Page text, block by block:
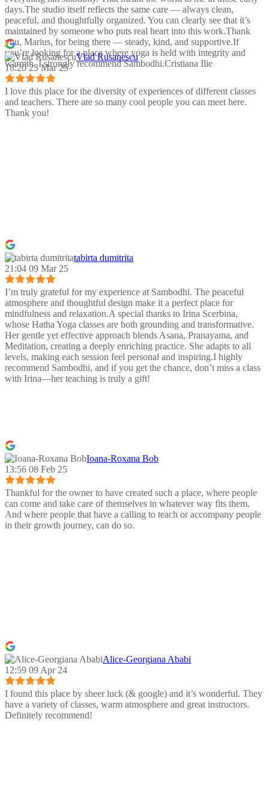
days.The studio itself reflects the same care — always clean,
peaceful, and thoughtfully organized. You can clearly see that it’s
maintained by someone who puts real heart into this work.Thank
you, Marius, for being there — steady, kind, and supportive.If
you’re looking for a place where yoga is held with integrity and
warmth, I strongly recommend Sambodhi.Cristiana Ilie
Vlad Rusanescu
18:20 23 Mar 25
I love this place for the diversity of experiences of different classes
and teachers. There are so many cool people you can meet here.
Thank you!
tabirta dumitrita
21:04 09 Mar 25
I’m truly grateful for my experience at Sambodhi. The peaceful
atmosphere and thoughtful design make it a perfect place for
mindfulness and relaxation.A special thanks to Irina Scerbina,
whose Hatha Yoga classes are both grounding and transformative.
Her gentle yet effective approach blends Asana, Pranayama, and
Meditation, creating a deeply enriching practice. She adapts to all
levels, making each session feel personal and inspiring.I highly
recommend Sambodhi, and if you get the chance, don’t miss a class
with Irina—her teaching is truly a gift!
Ioana-Roxana Bob
13:56 08 Feb 25
Thankful for the owner to have created such a place, where people
can come and take care of themselves in whatever way fits them.
And where people that have a calling to teach or accompany people
in their growth journey, can do so.
Alice-Georgiana Ababi
12:59 09 Apr 24
I found this place by sheer luck (& google) and it’s wonderful. They
have a variety of classes, warm atmosphere and great instructors.
Definitely recommend!